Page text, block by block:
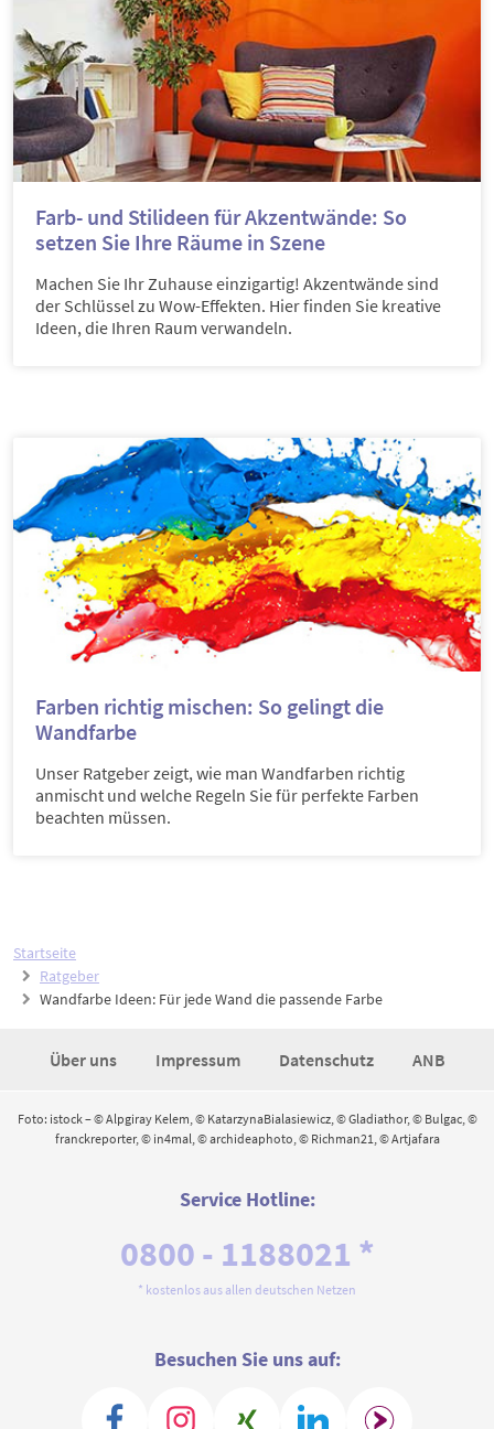
Startseite
Ratgeber
Wandfarbe Ideen: Für jede Wand die passende Farbe
Farb- und Stilideen für Akzentwände: So
setzen Sie Ihre Räume in Szene
Machen Sie Ihr Zuhause einzigartig! Akzentwände sind
der Schlüssel zu Wow-Effekten. Hier finden Sie kreative
Ideen, die Ihren Raum verwandeln.
Farben richtig mischen: So gelingt die
Wandfarbe
Unser Ratgeber zeigt, wie man Wandfarben richtig
anmischt und welche Regeln Sie für perfekte Farben
beachten müssen.
Über uns Impressum Datenschutz ANB
Foto: istock – © Alpgiray Kelem, © KatarzynaBialasiewicz, © Gladiathor, © Bulgac, ©
franckreporter, © in4mal, © archideaphoto, © Richman21, © Artjafara
Service Hotline:
0800 - 1188021 *
* kostenlos aus allen deutschen Netzen
Besuchen Sie uns auf: